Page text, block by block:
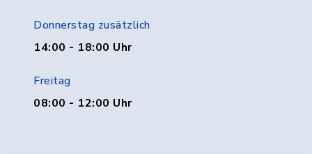
Donnerstag zusätzlich
14:00 - 18:00 Uhr
Freitag
08:00 - 12:00 Uhr